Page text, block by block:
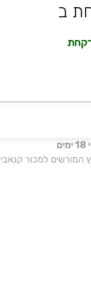
ב
למכור